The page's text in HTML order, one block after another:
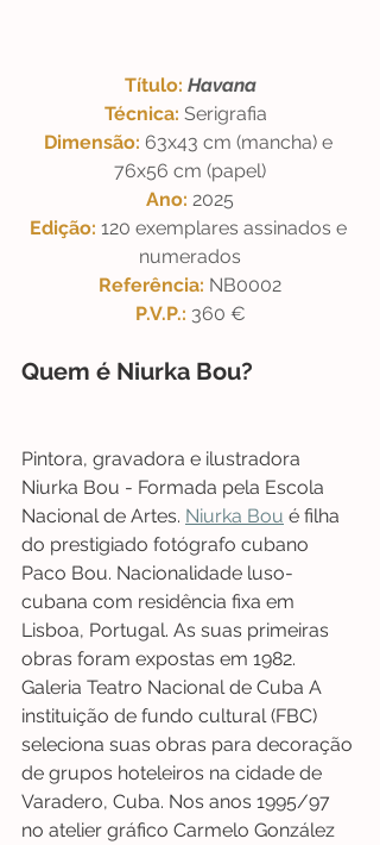
Título: Havana
Técnica: Serigrafia
Dimensão: 63x43 cm (mancha) e
76x56 cm (papel)
Ano: 2025
Edição: 120 exemplares assinados e
numerados
Referência: NB0002
P.V.P.: 360 €
Quem é Niurka Bou?
Pintora, gravadora e ilustradora
Niurka Bou - Formada pela Escola
Nacional de Artes. Niurka Bou é filha
do prestigiado fotógrafo cubano
Paco Bou. Nacionalidade luso-
cubana com residência fixa em
Lisboa, Portugal. As suas primeiras
obras foram expostas em 1982.
Galeria Teatro Nacional de Cuba A
instituição de fundo cultural (FBC)
seleciona suas obras para decoração
de grupos hoteleiros na cidade de
Varadero, Cuba. Nos anos 1995/97
no atelier gráfico Carmelo González